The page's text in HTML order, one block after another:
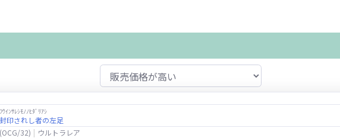
ﾌｳｲﾝｻﾚｼﾓﾉﾉﾋﾀﾞﾘｱｼ
封印されし者の左足
(OCG/32)
ウルトラレア